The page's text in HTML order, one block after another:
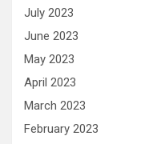
July 2023
June 2023
May 2023
April 2023
March 2023
February 2023